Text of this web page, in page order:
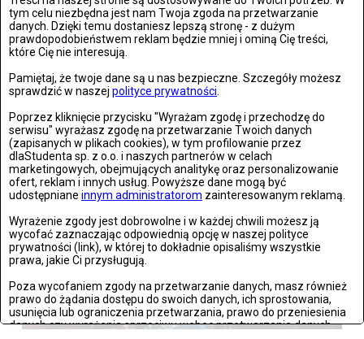
tym celu niezbędna jest nam Twoja zgoda na przetwarzanie
danych. Dzięki temu dostaniesz lepszą stronę - z dużym
prawdopodobieństwem reklam będzie mniej i ominą Cię treści,
które Cię nie interesują.
Pamiętaj, że twoje dane są u nas bezpieczne. Szczegóły możesz
sprawdzić w naszej polityce prywatności
Poprzez kliknięcie przycisku "Wyrażam zgodę i przechodzę do
serwisu" wyrażasz zgodę na przetwarzanie Twoich danych
(zapisanych w plikach cookies), w tym profilowanie przez
dlaStudenta sp. z o.o. i naszych partnerów w celach
marketingowych, obejmujących analitykę oraz personalizowanie
ofert, reklam i innych usług. Powyższe dane mogą być
udostępniane innym administratorom zainteresowanym reklamą.
Wyrażenie zgody jest dobrowolne i w każdej chwili możesz ją
wycofać zaznaczając odpowiednią opcję w naszej polityce
prywatności (link), w której to dokładnie opisaliśmy wszystkie
prawa, jakie Ci przysługują.
Poza wycofaniem zgody na przetwarzanie danych, masz również
prawo do żądania dostępu do swoich danych, ich sprostowania,
usunięcia lub ograniczenia przetwarzania, prawo do przeniesienia
danych czy wyrażenia sprzeciwu wobec przetwarzania danych.
Warszawa: The Kiffness zagrał w Warszawie
Zdjęć: 21